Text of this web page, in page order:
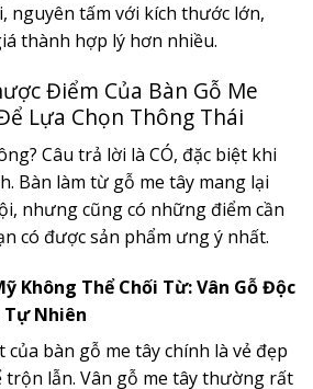
nguyên tấm với kích thước lớn,
thành hợp lý hơn nhiều.
Điểm Của Bàn Gỗ Me
Lựa Chọn Thông Thái
Câu trả lời là CÓ, đặc biệt khi
Bàn làm từ gỗ me tây mang lại
nhưng cũng có những điểm cần
có được sản phẩm ưng ý nhất.
Không Thể Chối Từ: Vân Gỗ Độc
Tự Nhiên
bàn gỗ me tây chính là vẻ đẹp
lẫn. Vân gỗ me tây thường rất